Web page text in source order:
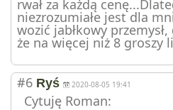
rwał za każdą
niezrozumiałe jest dla
wozić jabłkowy
że na więcej niż 8 groszy
#6 Ryś 2020-08-05 19:41
Cytuję Roman: